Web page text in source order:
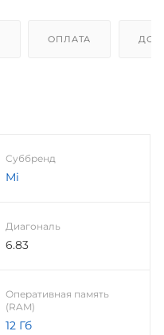
ОПЛАТА
Суббренд
Mi
Диагональ
6.83
Оперативная память
(RAM)
12 Гб